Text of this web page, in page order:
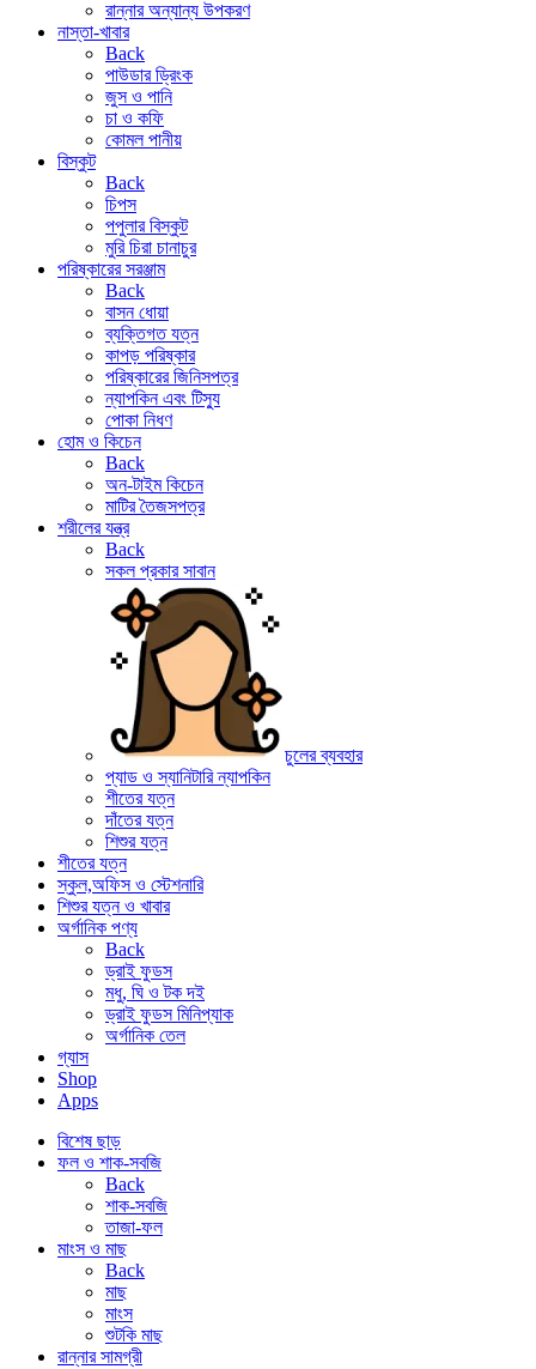
রান্নার অন্যান্য উপকরণ
নাস্তা-খাবার
Back
পাউডার ড্রিংক
জুস ও পানি
চা ও কফি
কোমল পানীয়
বিস্কুট
Back
চিপস
পপুলার বিস্কুট
মুরি চিরা চানাচুর
পরিষ্কারের সরঞ্জাম
Back
বাসন ধোয়া
ব্যক্তিগত যত্ন
কাপড় পরিষ্কার
পরিষ্কারের জিনিসপত্র
ন্যাপকিন এবং টিস্যু
পোকা নিধণ
হোম ও কিচেন
Back
অন-টাইম কিচেন
মাটির তৈজসপত্র
শরীলের যন্ত্র
Back
সকল প্রকার সাবান
চুলের ব্যবহার
প্যাড ও স্যানিটারি ন্যাপকিন
শীতের যত্ন
দাঁতের যত্ন
শিশুর যত্ন
শীতের যত্ন
স্কুল,অফিস ও স্টেশনারি
শিশুর যত্ন ও খাবার
অর্গানিক পণ্য
Back
ড্রাই ফুডস
মধু, ঘি ও টক দই
ড্রাই ফুডস মিনিপ্যাক
অর্গানিক তেল
গ্যাস
Shop
Apps
বিশেষ ছাড়
ফল ও শাক-সবজি
Back
শাক-সবজি
তাজা-ফল
মাংস ও মাছ
Back
মাছ
মাংস
শুটকি মাছ
রান্নার সামগ্রী